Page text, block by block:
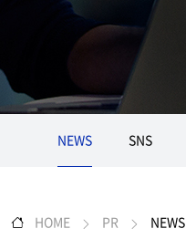
NEWS SNS
HOME PR NEWS